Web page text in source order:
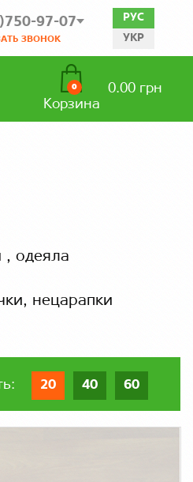
97-07
ЗВОНОК
РУС
УКР
Корзина
0 0.00 грн
, одеяла
нецарапки
20 40 60